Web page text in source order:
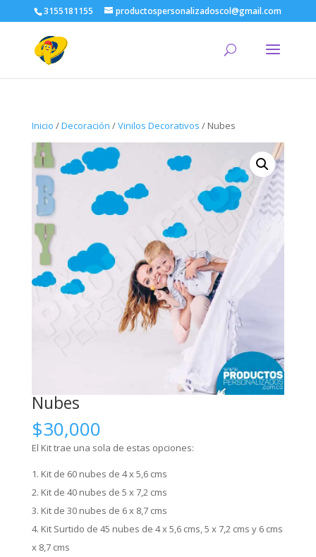
3155181155 productospersonalizadoscol@gmail.com
Inicio /Decoración /Vinilos Decorativos / Nubes
Nubes
$30,000
El Kit trae una sola de estas opciones:
Kit de 60 nubes de 4 x 5,6 cms
Kit de 40 nubes de 5 x 7,2 cms
Kit de 30 nubes de 6 x 8,7 cms
Kit Surtido de 45 nubes de 4 x 5,6 cms, 5 x 7,2 cms y 6 cms
x 8,7 cms